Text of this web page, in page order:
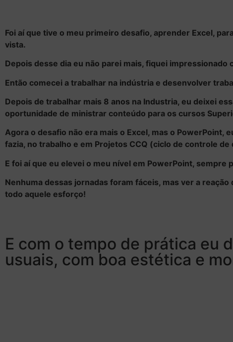
Foi aí que tive o meu primeiro desafio, aprender Excel,
vista.
Depois desse dia eu não parei mais, fiquei
Então comecei a trabalhar na indústria e desenvolver
Depois de trabalhar mais 8 anos na Industria, eu deixei
oportunidade de ministrar conteúdo para os cursos
Agora o desafio não era mais o Excel, mas o PowerPoint,
fazia, no trabalho e em Projetos CCQ (ciclo de controle
E foi aí que eu elevei o meu nível em PowerPoint,
Nenhuma dessas jornadas foram fáceis, mas ver a
todo aquele esforço!
E com o tempo de prática eu
usuais, com boa estética e